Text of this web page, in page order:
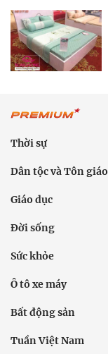
Thời sự
Dân tộc và Tôn giáo
Giáo dục
Đời sống
Sức khỏe
Ô tô xe máy
Bất động sản
Tuần Việt Nam